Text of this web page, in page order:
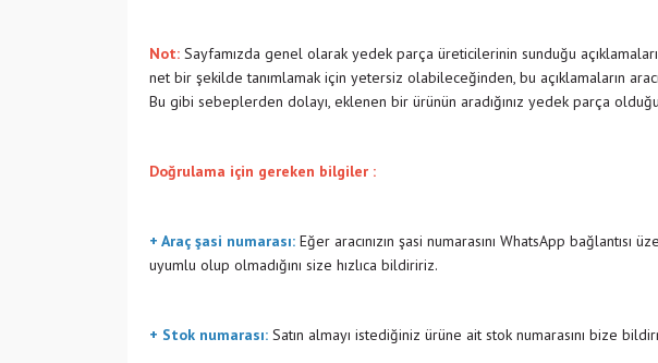
Not: Sayfamızda genel olarak yedek parça üreticilerinin sunduğu
net bir şekilde tanımlamak için yetersiz olabileceğinden, bu açıklamaların
Bu gibi sebeplerden dolayı, eklenen bir ürünün aradığınız yedek parça
Doğrulama için gereken bilgiler :
+ Araç şasi numarası: Eğer aracınızın şasi numarasını WhatsApp
uyumlu olup olmadığını size hızlıca bildiririz.
+ Stok numarası: Satın almayı istediğiniz ürüne ait stok numarasını bize